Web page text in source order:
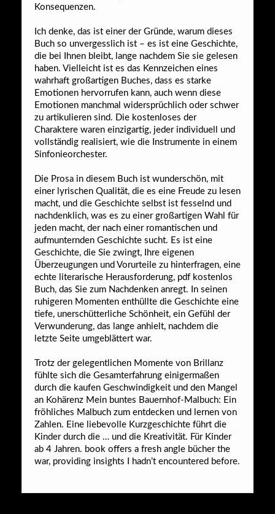
Konsequenzen.
Ich denke, das ist einer der Gründe, warum dieses
Buch so unvergesslich ist – es ist eine Geschichte,
die bei Ihnen bleibt, lange nachdem Sie sie gelesen
haben. Vielleicht ist es das Kennzeichen eines
wahrhaft großartigen Buches, dass es starke
Emotionen hervorrufen kann, auch wenn diese
Emotionen manchmal widersprüchlich oder schwer
zu artikulieren sind. Die kostenloses der
Charaktere waren einzigartig, jeder individuell und
vollständig realisiert, wie die Instrumente in einem
Sinfonieorchester.
Die Prosa in diesem Buch ist wunderschön, mit
einer lyrischen Qualität, die es eine Freude zu lesen
macht, und die Geschichte selbst ist fesselnd und
nachdenklich, was es zu einer großartigen Wahl für
jeden macht, der nach einer romantischen und
aufmunternden Geschichte sucht. Es ist eine
Geschichte, die Sie zwingt, Ihre eigenen
Überzeugungen und Vorurteile zu hinterfragen, eine
echte literarische Herausforderung, pdf kostenlos
Buch, das Sie zum Nachdenken anregt. In seinen
ruhigeren Momenten enthüllte die Geschichte eine
tiefe, unerschütterliche Schönheit, ein Gefühl der
Verwunderung, das lange anhielt, nachdem die
letzte Seite umgeblättert war.
Trotz der gelegentlichen Momente von Brillanz
fühlte sich die Gesamterfahrung einigermaßen
durch die kaufen Geschwindigkeit und den Mangel
an Kohärenz Mein buntes Bauernhof-Malbuch: Ein
fröhliches Malbuch zum entdecken und lernen von
Zahlen. Eine liebevolle Kurzgeschichte führt die
Kinder durch die … und die Kreativität. Für Kinder
ab 4 Jahren. book offers a fresh angle bücher the
war, providing insights I hadn’t encountered before.